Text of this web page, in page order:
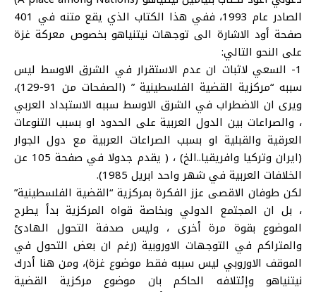
الصادر عام 1993، ففي هذا الكتاب الذي يقع متنه في 401
صفحة أود الاشارة الى توجهات نيتنياهو بخصوص معركة غزة
على النحو التالي:
1- السعي لاثبات ان عدم الاستقرار في الشرق الاوسط ليس
سببه “مركزية القضية الفلسطينية ” (الصفحات من 91-129)،
ويرى ان الاضطراب في الشرق الاوسط سببه الاستبداد العربي
، والصراعات بين الدول العربية على الحدود او بسبب التنوعات
العرقية والقبلية او بسبب الصراعات العربية مع دول الجوار
(ايران وتركيا وافريقيا..الخ) ، ( يقدم جدولا في صفحة 105 عن
الخلافات العربية في شهر واحد ابريل 1985).
لكن طوفان الاقصى عزز الفكرة بمركزية “القضية الفلسطينية”
، بل ان المجتمع الدولي وبخاصة قواه المركزية بدأ يطرح
الموضوع بقوة مرة أخرى ، وليس صدفة التحول الهادئ
والمتراكم في التوجهات الاوروبية (رغم ان بعض التحول في
الموقف الاوروبي ليس سببه فقط موضوع غزة)، ومن هنا أدرك
نيتنياهو وإئتلافه الحاكم بان موضوع مركزية القضية